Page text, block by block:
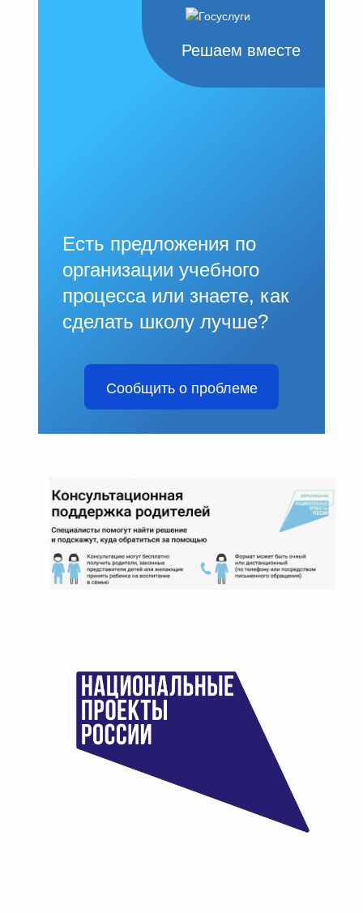
Решаем вместе
Есть предложения по
организации учебного
процесса или знаете, как
сделать школу лучше?
Сообщить о проблеме